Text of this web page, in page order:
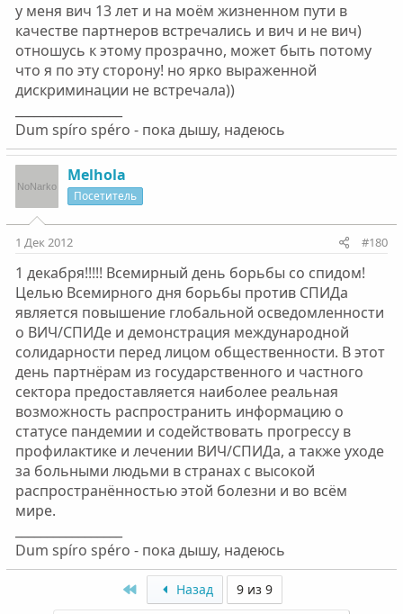
у меня вич 13 лет и на моём жизненном пути в
качестве партнеров встречались и вич и не вич)
отношусь к этому прозрачно, может быть потому
что я по эту сторону! но ярко выраженной
дискриминации не встречала))
Dum spíro spéro - пока дышу, надеюсь
Melhola
Посетитель
1 Дек 2012 #180
1 декабря!!!!! Всемирный день борьбы со спидом!
Целью Всемирного дня борьбы против СПИДа
является повышение глобальной осведомленности
о ВИЧ/СПИДе и демонстрация международной
солидарности перед лицом общественности. В этот
день партнёрам из государственного и частного
сектора предоставляется наиболее реальная
возможность распространить информацию о
статусе пандемии и содействовать прогрессу в
профилактике и лечении ВИЧ/СПИДа, а также уходе
за больными людьми в странах с высокой
распространённостью этой болезни и во всём
мире.
Dum spíro spéro - пока дышу, надеюсь
First Назад
9 из 9